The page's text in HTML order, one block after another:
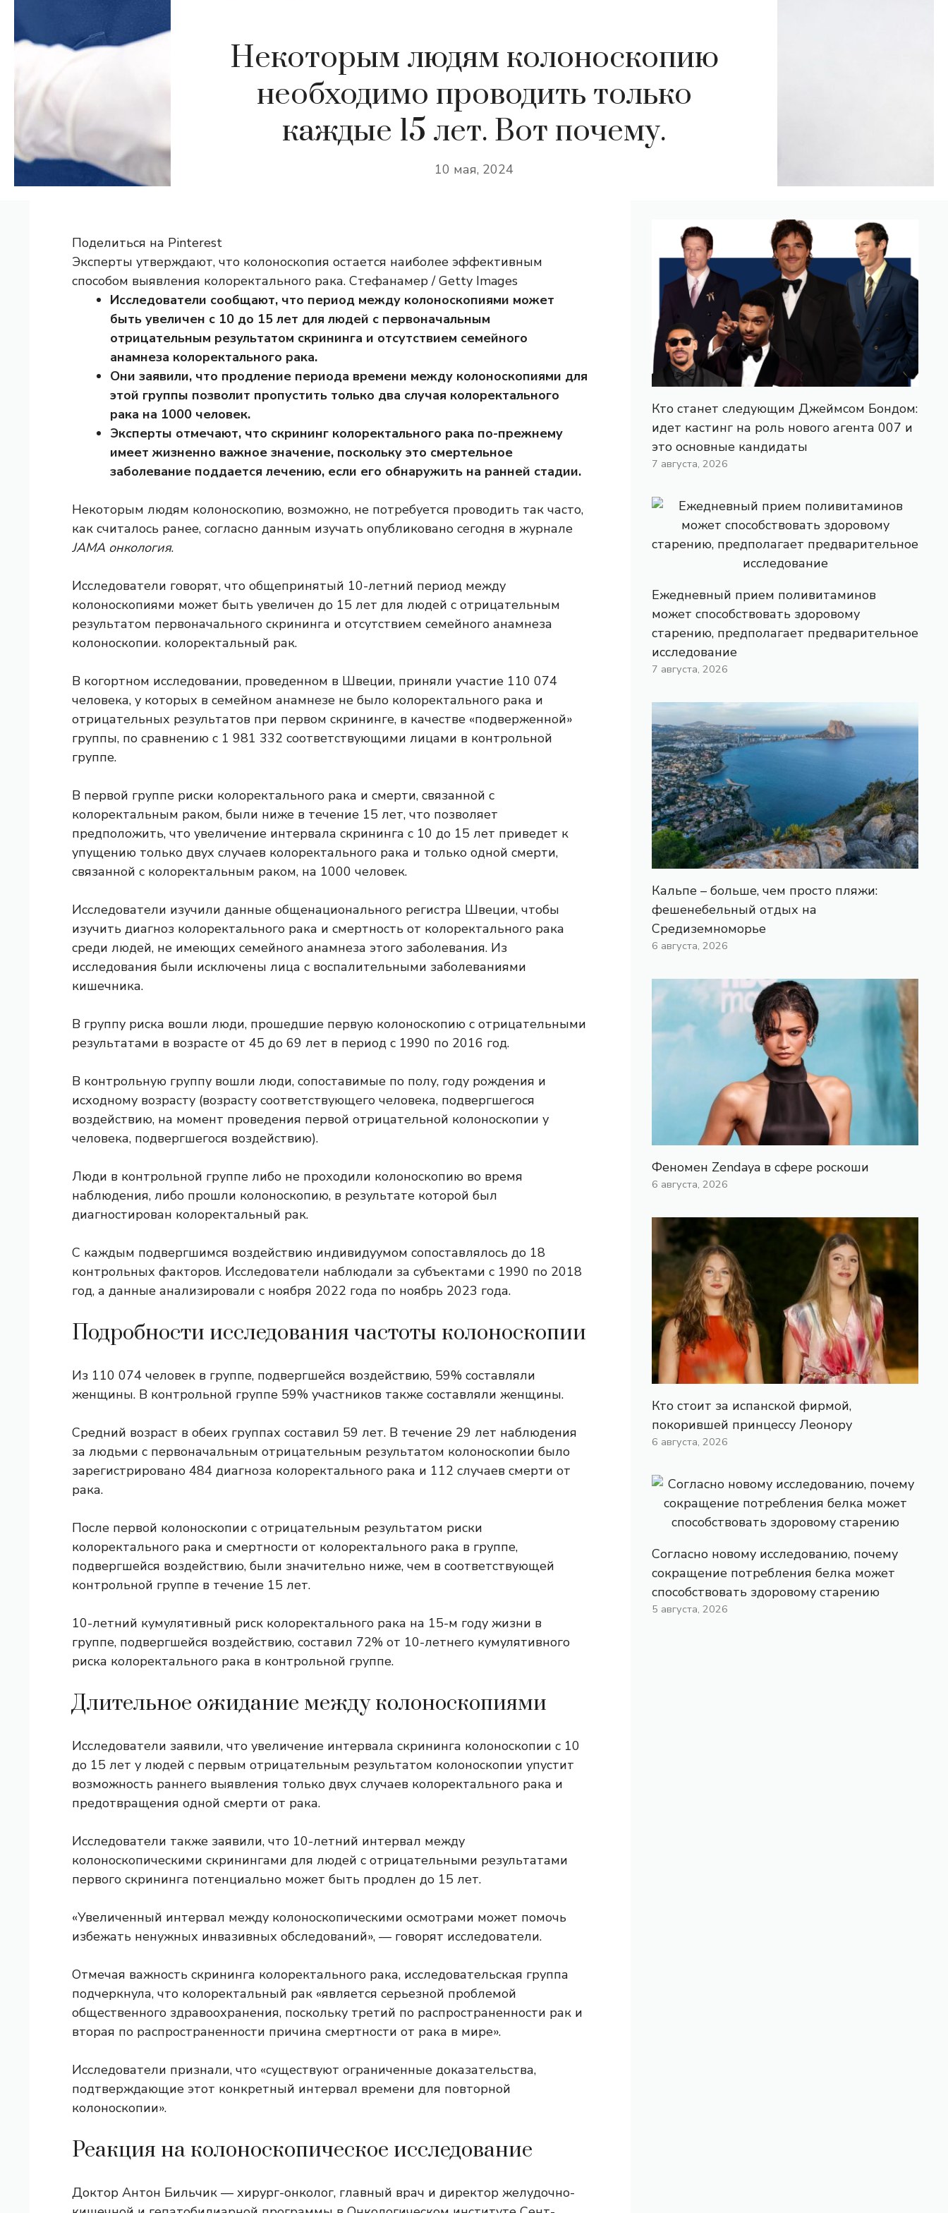
Некоторым людям колоноскопию
необходимо проводить только
каждые 15 лет. Вот почему.
10 мая, 2024
Поделиться на Pinterest
Эксперты утверждают, что колоноскопия остается наиболее эффективным
способом выявления колоректального рака. Стефанамер / Getty Images
Исследователи сообщают, что период между колоноскопиями может
быть увеличен с 10 до 15 лет для людей с первоначальным
отрицательным результатом скрининга и отсутствием семейного
анамнеза колоректального рака.
Они заявили, что продление периода времени между колоноскопиями для
этой группы позволит пропустить только два случая колоректального
рака на 1000 человек.
Эксперты отмечают, что скрининг колоректального рака по-прежнему
имеет жизненно важное значение, поскольку это смертельное
заболевание поддается лечению, если его обнаружить на ранней стадии.
Некоторым людям колоноскопию, возможно, не потребуется проводить так часто,
как считалось ранее, согласно данным изучать опубликовано сегодня в журнале
JAMA онкология.
Исследователи говорят, что общепринятый 10-летний период между
колоноскопиями может быть увеличен до 15 лет для людей с отрицательным
результатом первоначального скрининга и отсутствием семейного анамнеза
колоноскопии. колоректальный рак.
В когортном исследовании, проведенном в Швеции, приняли участие 110 074
человека, у которых в семейном анамнезе не было колоректального рака и
отрицательных результатов при первом скрининге, в качестве «подверженной»
группы, по сравнению с 1 981 332 соответствующими лицами в контрольной
группе.
В первой группе риски колоректального рака и смерти, связанной с
колоректальным раком, были ниже в течение 15 лет, что позволяет
предположить, что увеличение интервала скрининга с 10 до 15 лет приведет к
упущению только двух случаев колоректального рака и только одной смерти,
связанной с колоректальным раком, на 1000 человек.
Исследователи изучили данные общенационального регистра Швеции, чтобы
изучить диагноз колоректального рака и смертность от колоректального рака
среди людей, не имеющих семейного анамнеза этого заболевания. Из
исследования были исключены лица с воспалительными заболеваниями
кишечника.
В группу риска вошли люди, прошедшие первую колоноскопию с отрицательными
результатами в возрасте от 45 до 69 лет в период с 1990 по 2016 год.
В контрольную группу вошли люди, сопоставимые по полу, году рождения и
исходному возрасту (возрасту соответствующего человека, подвергшегося
воздействию, на момент проведения первой отрицательной колоноскопии у
человека, подвергшегося воздействию).
Люди в контрольной группе либо не проходили колоноскопию во время
наблюдения, либо прошли колоноскопию, в результате которой был
диагностирован колоректальный рак.
С каждым подвергшимся воздействию индивидуумом сопоставлялось до 18
контрольных факторов. Исследователи наблюдали за субъектами с 1990 по 2018
год, а данные анализировали с ноября 2022 года по ноябрь 2023 года.
Подробности исследования частоты колоноскопии
Из 110 074 человек в группе, подвергшейся воздействию, 59% составляли
женщины. В контрольной группе 59% участников также составляли женщины.
Средний возраст в обеих группах составил 59 лет. В течение 29 лет наблюдения
за людьми с первоначальным отрицательным результатом колоноскопии было
зарегистрировано 484 диагноза колоректального рака и 112 случаев смерти от
рака.
После первой колоноскопии с отрицательным результатом риски
колоректального рака и смертности от колоректального рака в группе,
подвергшейся воздействию, были значительно ниже, чем в соответствующей
контрольной группе в течение 15 лет.
10-летний кумулятивный риск колоректального рака на 15-м году жизни в
группе, подвергшейся воздействию, составил 72% от 10-летнего кумулятивного
риска колоректального рака в контрольной группе.
Длительное ожидание между колоноскопиями
Исследователи заявили, что увеличение интервала скрининга колоноскопии с 10
до 15 лет у людей с первым отрицательным результатом колоноскопии упустит
возможность раннего выявления только двух случаев колоректального рака и
предотвращения одной смерти от рака.
Исследователи также заявили, что 10-летний интервал между
колоноскопическими скринингами для людей с отрицательными результатами
первого скрининга потенциально может быть продлен до 15 лет.
«Увеличенный интервал между колоноскопическими осмотрами может помочь
избежать ненужных инвазивных обследований», — говорят исследователи.
Отмечая важность скрининга колоректального рака, исследовательская группа
подчеркнула, что колоректальный рак «является серьезной проблемой
общественного здравоохранения, поскольку третий по распространенности рак и
вторая по распространенности причина смертности от рака в мире».
Исследователи признали, что «существуют ограниченные доказательства,
подтверждающие этот конкретный интервал времени для повторной
колоноскопии».
Реакция на колоноскопическое исследование
Доктор Антон Бильчик — хирург-онколог, главный врач и директор желудочно-
Кто станет следующим Джеймсом Бондом:
идет кастинг на роль нового агента 007 и
это основные кандидаты
7 августа, 2026
Ежедневный прием поливитаминов
может способствовать здоровому
старению, предполагает предварительное
исследование
7 августа, 2026
Кальпе – больше, чем просто пляжи:
фешенебельный отдых на
Средиземноморье
6 августа, 2026
Феномен Zendaya в сфере роскоши
6 августа, 2026
Кто стоит за испанской фирмой,
покорившей принцессу Леонору
6 августа, 2026
Согласно новому исследованию, почему
сокращение потребления белка может
способствовать здоровому старению
5 августа, 2026